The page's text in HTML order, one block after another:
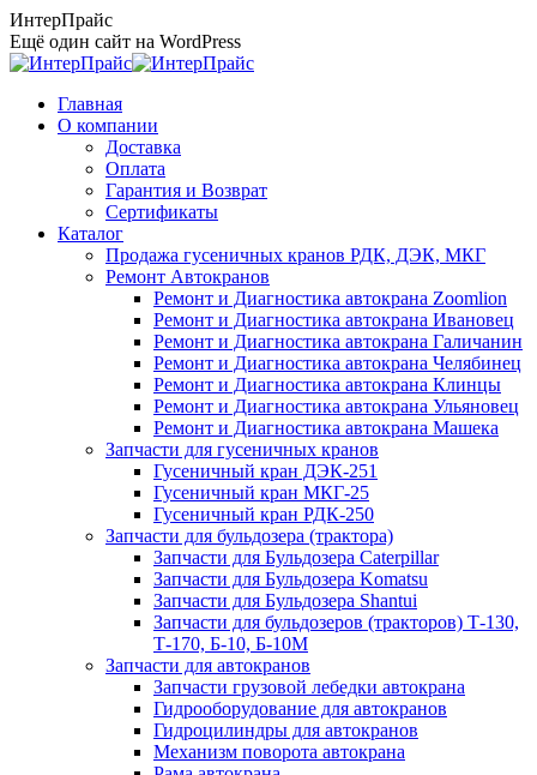
Перейти
к
содержанию
ИнтерПрайс
Ещё один сайт на WordPress
Главная
О компании
Доставка
Оплата
Гарантия и Возврат
Сертификаты
Каталог
Продажа гусеничных кранов РДК, ДЭК, МКГ
Ремонт Автокранов
Ремонт и Диагностика автокрана Zoomlion
Ремонт и Диагностика автокрана Ивановец
Ремонт и Диагностика автокрана Галичанин
Ремонт и Диагностика автокрана Челябинец
Ремонт и Диагностика автокрана Клинцы
Ремонт и Диагностика автокрана Ульяновец
Ремонт и Диагностика автокрана Машека
Запчасти для гусеничных кранов
Гусеничный кран ДЭК-251
Гусеничный кран МКГ-25
Гусеничный кран РДК-250
Запчасти для бульдозера (трактора)
Запчасти для Бульдозера Caterpillar
Запчасти для Бульдозера Komatsu
Запчасти для Бульдозера Shantui
Запчасти для бульдозеров (тракторов) Т-130,
Т-170, Б-10, Б-10М
Запчасти для автокранов
Запчасти грузовой лебедки автокрана
Гидрооборудование для автокранов
Гидроцилиндры для автокранов
Механизм поворота автокрана